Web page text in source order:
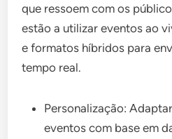
que ressoem com os
estão a utilizar eventos ao
e formatos híbridos para
tempo real.
Personalização:
eventos com base em